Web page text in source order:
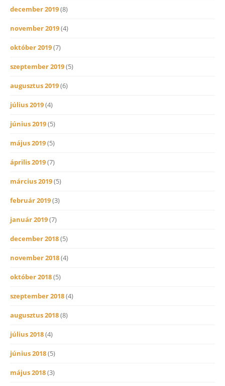
december 2019(8)
november 2019(4)
október 2019(7)
szeptember 2019(5)
augusztus 2019(6)
július 2019(4)
június 2019(5)
május 2019(5)
április 2019(7)
március 2019(5)
február 2019(3)
január 2019(7)
december 2018(5)
november 2018(4)
október 2018(5)
szeptember 2018(4)
augusztus 2018(8)
július 2018(4)
június 2018(5)
május 2018(3)